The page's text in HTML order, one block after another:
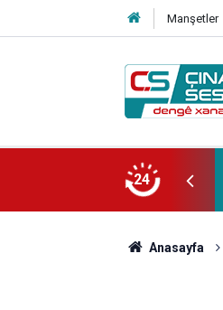
Manşetler
24
Anasayfa